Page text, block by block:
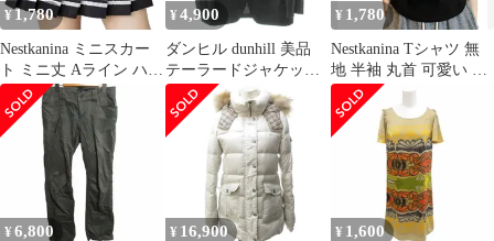
¥ 1,780
Nestkanina ミニスカー
ト ミニ丈 Aライン ハイ
ウエスト フレア 美脚
ひざ上丈 膝上丈 無地
レディース 短い ショー
¥ 4,900
ダンヒル dunhill 美品
テーラードジャケット
ブレザー 2B サイドベ
ンツ ウール グレー 44
約S相当 STK
¥ 1,780
Nestkanina Tシャツ 無
地 半袖 丸首 可愛い カ
ットソー シンプル おし
ゃれ レディース ストレ
ッチ 夏 スリム トップ
ス 白 黒 薄手 涼感 柔ら
かい 肌触り TSHT064(
ブラック, L)
¥ 6,800 ¥ 16,900 ¥ 1,600